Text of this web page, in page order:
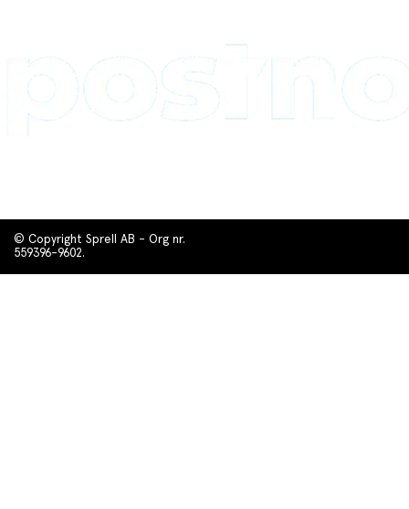
© Copyright Sprell AB - Org nr.
559396-9602.